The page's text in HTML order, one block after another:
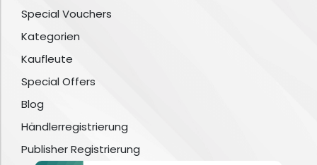
Special Vouchers
Kategorien
Kaufleute
Special Offers
Blog
Händlerregistrierung
Publisher Registrierung